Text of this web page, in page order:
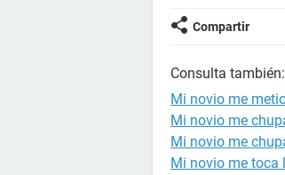
Compartir
Consulta también:
Mi novio me
Mi novio me
Mi novio me
Mi novio me toca